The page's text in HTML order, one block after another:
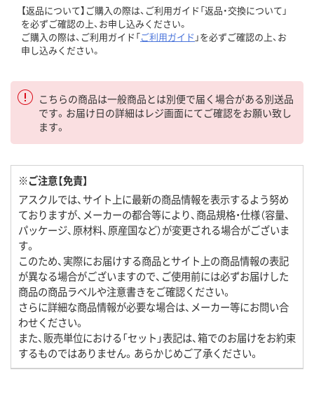
【返品について】ご購入の際は、ご利用ガイド「返品・交換について」
を必ずご確認の上、お申し込みください。
ご購入の際は、ご利用ガイド「ご利用ガイド 」を必ずご確認の上、お
申し込みください。
こちらの商品は一般商品とは別便で届く場合がある別送品
です。お届け日の詳細はレジ画面にてご確認をお願い致し
ます。
※ご注意【免責】
アスクルでは、サイト上に最新の商品情報を表示するよう努め
ておりますが、メーカーの都合等により、商品規格・仕様（容量、
パッケージ、原材料、原産国など）が変更される場合がございま
す。
このため、実際にお届けする商品とサイト上の商品情報の表記
が異なる場合がございますので、ご使用前には必ずお届けした
商品の商品ラベルや注意書きをご確認ください。
さらに詳細な商品情報が必要な場合は、メーカー等にお問い合
わせください。
また、販売単位における「セット」表記は、箱でのお届けをお約束
するものではありません。あらかじめご了承ください。